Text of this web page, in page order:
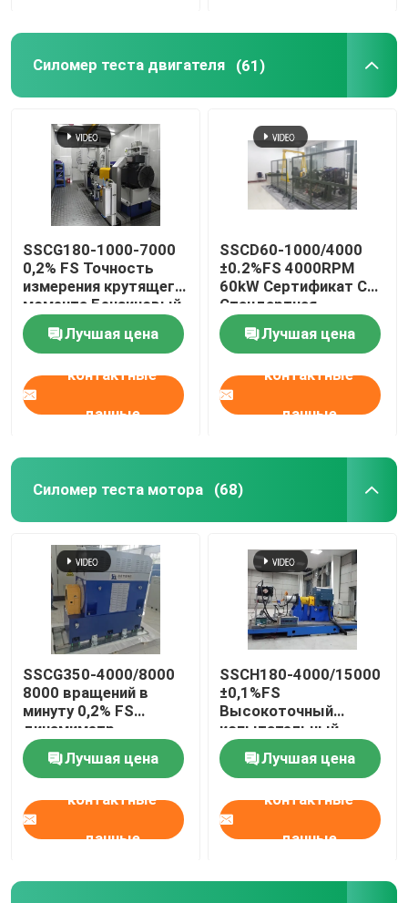
Силомер теста двигателя (61)
SSCG180-1000-7000
0,2% FS Точность
измерения крутящего
момента Бензиновый
двигатель
Производительность
Электрический
динамометр
Испытательная
скамейка
Лучшая цена
контактные
данные
SSCD60-1000/4000
±0.2%FS 4000RPM
60kW Сертификат CE
Стандартная
высокоточная
электрическая
динамометрная
испытательная
скамейка для
дизельных
Лучшая цена
контактные
данные
Силомер теста мотора (68)
SSCG350-4000/8000
8000 вращений в
минуту 0,2% FS
динамиметр
переменного тока,
используемый для
высокоскоростного
двигателя
автомобиля
Лучшая цена
контактные
данные
SSCH180-4000/15000
±0,1%FS
Высокоточный
испытательный
стенд для
асинхронных
электродвигателей
переменного тока для
новых источников
энергии
Лучшая цена
контактные
данные